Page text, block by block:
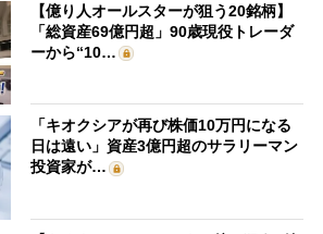
【億り人オールスターが狙う20銘柄】
「総資産69億円超」90歳現役トレーダ
ーから“10…
「キオクシアが再び株価10万円になる
日は遠い」資産3億円超のサラリーマン
投資家が…